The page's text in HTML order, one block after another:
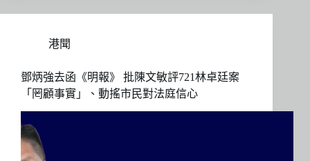
港聞
鄧炳強去函《明報》 批陳文敏評721林卓廷案
「罔顧事實」、動搖市民對法庭信心